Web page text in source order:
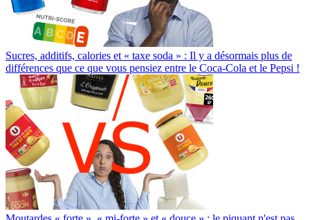
Sucres, additifs, calories et « taxe soda » : Il y a désormais plus de
différences que ce que vous pensiez entre le Coca-Cola et le Pepsi !